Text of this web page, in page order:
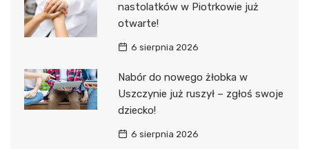
nastolatków w Piotrkowie już
otwarte!
6 sierpnia 2026
Nabór do nowego żłobka w
Uszczynie już ruszył – zgłoś swoje
dziecko!
6 sierpnia 2026